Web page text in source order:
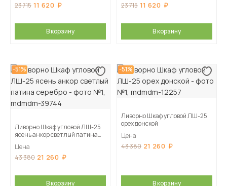
23 715 11 620
В корзину
23 715 11 620
В корзину
-51%
Ливорно Шкаф угловой ЛШ-25
ясень анкор светлый патина
Цена
43 380 21 260
В корзину
-51%
Ливорно Шкаф угловой ЛШ-25
орех донской
Цена
43 380 21 260
В корзину